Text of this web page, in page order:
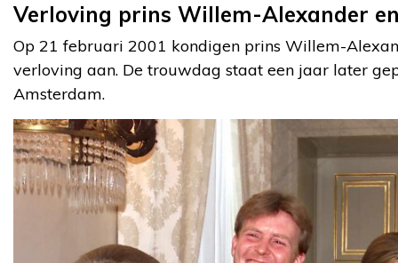
Verloving prins Willem-Alexander
Op 21 februari 2001 kondigen prins Willem-
verloving aan. De trouwdag staat een jaar later
Amsterdam.